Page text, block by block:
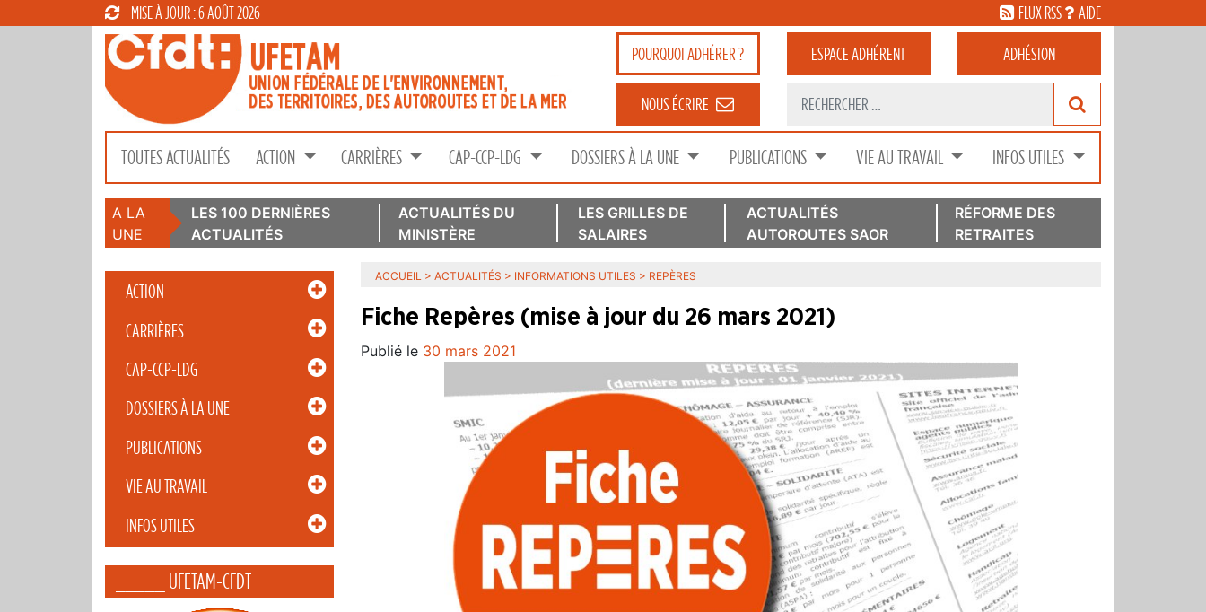
MISE À JOUR : 6 AOÛT 2026 FLUX RSS AIDE
POURQUOIADHÉRER ? ESPACEADHÉRENT ADHÉSION
NOUS ÉCRIRE
TOUTES ACTUALITÉS ACTION CARRIÈRES CAP-CCP-LDG DOSSIERS À LA UNE PUBLICATIONS VIE AU TRAVAIL INFOS UTILES
A LA
UNE
LES 100 DERNIÈRES
ACTUALITÉS
ACTUALITÉS DU
MINISTÈRE
LES GRILLES DE
SALAIRES
ACTUALITÉS
AUTOROUTES SAOR
RÉFORME DES
RETRAITES
ACTION
CARRIÈRES
CAP-CCP-LDG
DOSSIERS À LA UNE
PUBLICATIONS
VIE AU TRAVAIL
INFOS UTILES
_____ UFETAM-CFDT
ACCUEIL > ACTUALITÉS > INFORMATIONS UTILES > REPÈRES
Fiche Repères (mise à jour du 26 mars 2021)
Publié le 30 mars 2021